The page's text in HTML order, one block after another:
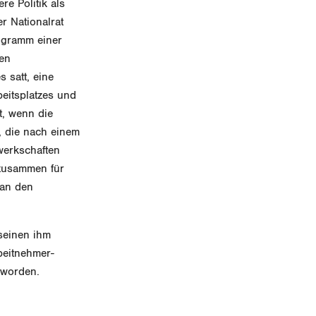
Politik als
Nationalrat
einer
satt, eine
und
wenn die
die nach einem
für
den
ihm